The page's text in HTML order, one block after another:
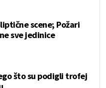
scene; Požari
sve jedinice
što su podigli trofej